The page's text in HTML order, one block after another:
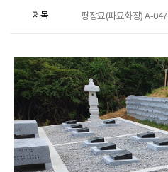
제목 평장묘(파묘화장) A-047